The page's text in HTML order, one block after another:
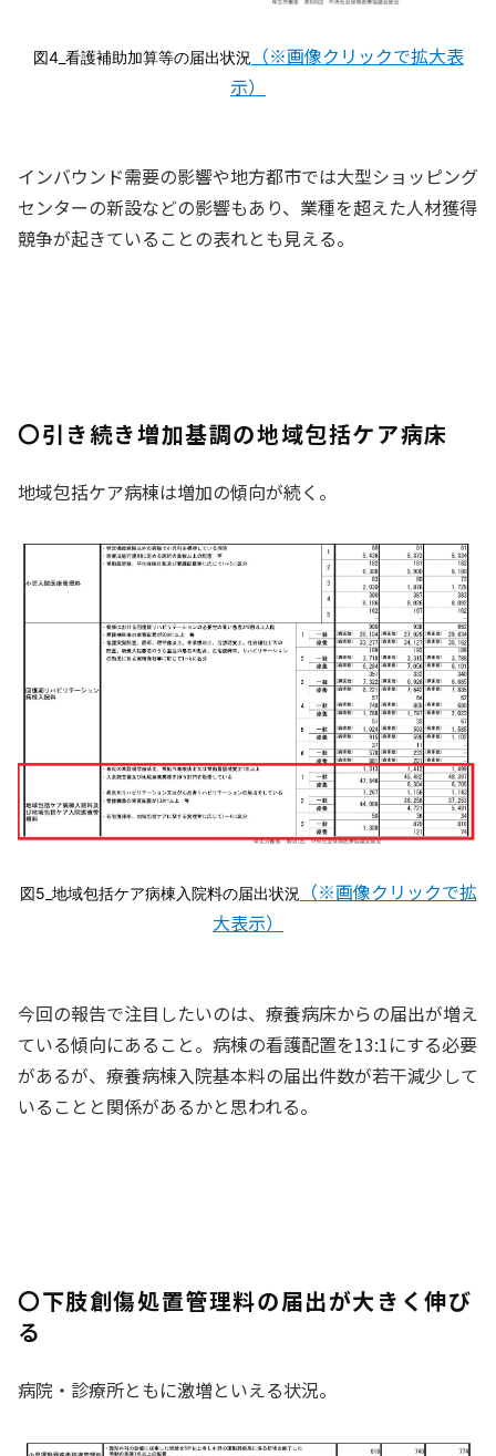
図4_看護補助加算等の届出状況（※画像クリックで拡大表
示）
インバウンド需要の影響や地方都市では大型ショッピング
センターの新設などの影響もあり、業種を超えた人材獲得
競争が起きていることの表れとも見える。
〇引き続き増加基調の地域包括ケア病床
地域包括ケア病棟は増加の傾向が続く。
図5_地域包括ケア病棟入院料の届出状況（※画像クリックで拡
大表示）
今回の報告で注目したいのは、療養病床からの届出が増え
ている傾向にあること。病棟の看護配置を13:1にする必要
があるが、療養病棟入院基本料の届出件数が若干減少して
いることと関係があるかと思われる。
〇下肢創傷処置管理料の届出が大きく伸び
る
病院・診療所ともに激増といえる状況。